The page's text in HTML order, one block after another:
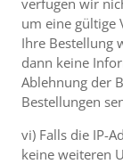
verfügen wir
um eine gültige
Ihre Bestellung
dann keine
Ablehnung der
Bestellungen
vi) Falls die IP-
keine weiteren